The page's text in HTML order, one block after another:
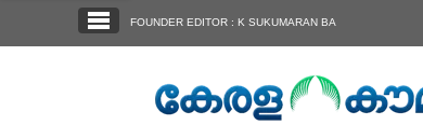
FOUNDER EDITOR : K SUKUMARAN BA